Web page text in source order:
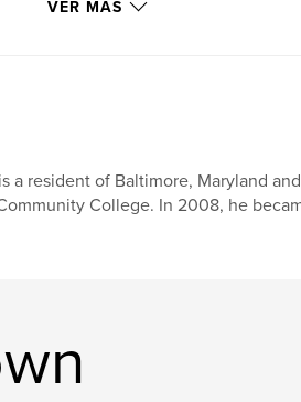
VER MÁS
a resident of Baltimore, Maryland
College. In 2008, he